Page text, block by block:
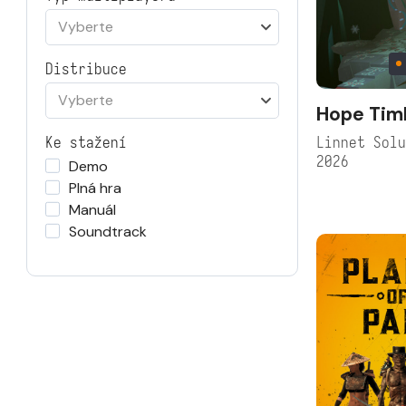
Vyberte
Distribuce
Vyberte
Ke stažení
Demo
Plná hra
Manuál
Soundtrack
Hope
Linnet
2026